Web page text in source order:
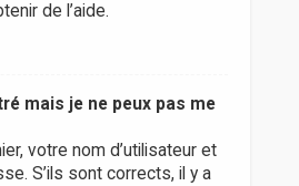
de l’aide.
mais je ne peux pas me
votre nom d’utilisateur et
S’ils sont corrects, il y a